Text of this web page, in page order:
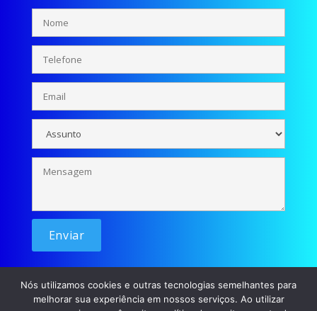
Nós utilizamos cookies e outras tecnologias semelhantes para
melhorar sua experiência em nossos serviços. Ao utilizar